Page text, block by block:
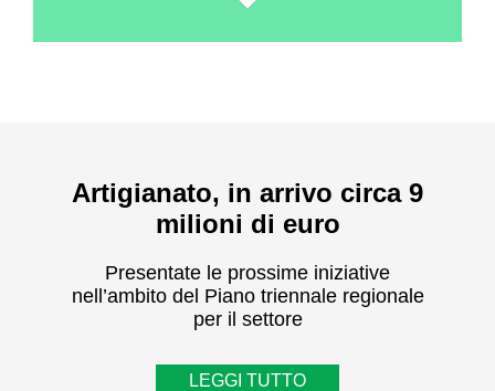
Artigianato, in arrivo circa 9
milioni di euro
Presentate le prossime iniziative
nell’ambito del Piano triennale regionale
per il settore
LEGGI TUTTO